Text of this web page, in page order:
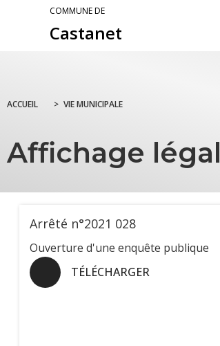
COMMUNE DE
Castanet
ACCUEIL > VIE MUNICIPALE
Affichage légal
Arrêté n°2021 028
Ouverture d'une enquête publique
TÉLÉCHARGER